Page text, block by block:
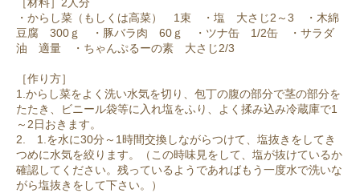
・からし菜（もしくは高菜） 1束 ・塩 大さじ2～3 ・木綿
豆腐 300ｇ ・豚バラ肉 60ｇ ・ツナ缶 1/2缶 ・サラダ
油 適量 ・ちゃんぷるーの素 大さじ2/3
［作り方］
1.からし菜をよく洗い水気を切り、包丁の腹の部分で茎の部分を
たたき、ビニール袋等に入れ塩をふり、よく揉み込み冷蔵庫で1
～2日おきます。
2. 1.を水に30分～1時間交換しながらつけて、塩抜きをしてき
つめに水気を絞ります。（この時味見をして、塩が抜けているか
確認してください。残っているようであればもう一度水で洗いな
がら塩抜きをして下さい。）